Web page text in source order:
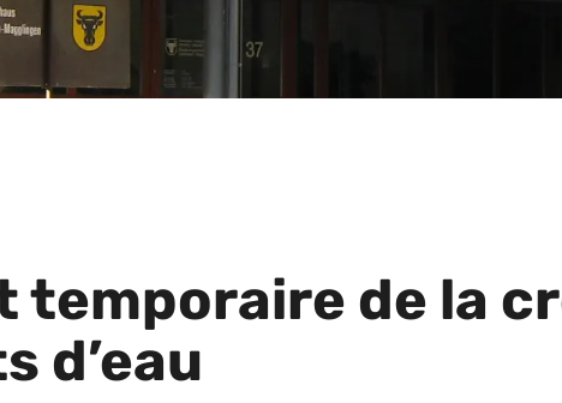
temporaire de la
d’eau